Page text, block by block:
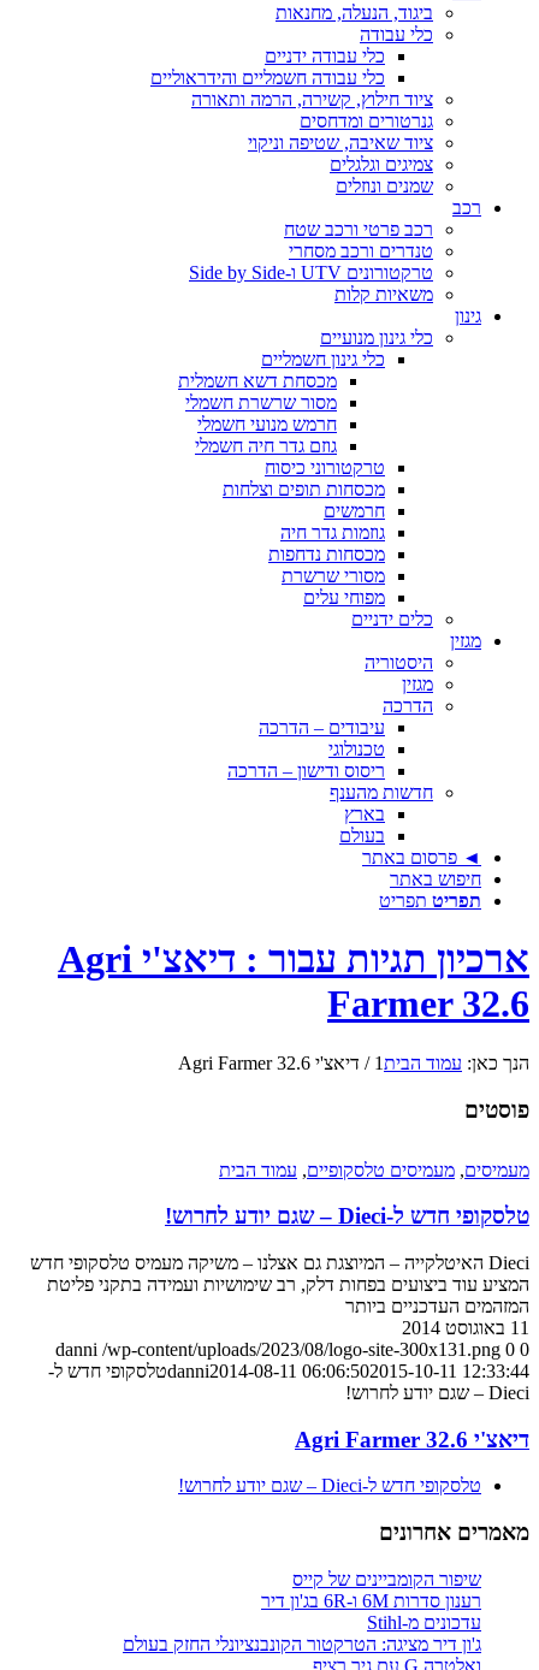
ביגוד, הנעלה, מחנאות
כלי עבודה
כלי עבודה ידניים
כלי עבודה חשמליים והידראוליים
ציוד חילוץ, קשירה, הרמה ותאורה
גנרטורים ומדחסים
ציוד שאיבה, שטיפה וניקוי
צמיגים וגלגלים
שמנים ונוזלים
רכב
רכב פרטי ורכב שטח
טנדרים ורכב מסחרי
טרקטורונים UTV ו-Side by Side
משאיות קלות
גינון
כלי גינון מנועיים
כלי גינון חשמליים
מכסחת דשא חשמלית
מסור שרשרת חשמלי
חרמש מנועי חשמלי
גוזם גדר חיה חשמלי
טרקטורוני כיסוח
מכסחות תופים וצלחות
חרמשים
גוזמות גדר חיה
מכסחות נדחפות
מסורי שרשרת
מפוחי עלים
כלים ידניים
מגזין
היסטוריה
מגזין
הדרכה
עיבודים – הדרכה
טכנולוגי
ריסוס ודישון – הדרכה
חדשות מהענף
בארץ
בעולם
◄ פרסום באתר
חיפוש באתר
תפריט תפריט
ארכיון תגיות עבור : דיאצ'י Agri
Farmer 32.6
הנך כאן: עמוד הבית1
/ דיאצ'י Agri Farmer 32.6
פוסטים
מעמיסים, מעמיסים טלסקופיים, עמוד הבית
טלסקופי חדש ל-Dieci – שגם יודע לחרוש!
Dieci האיטלקייה – המיוצגת גם אצלנו – משיקה מעמיס טלסקופי חדש
המציע עוד ביצועים בפחות דלק, רב שימושיות ועמידה בתקני פליטת
המזהמים העדכניים ביותר
11 באוגוסט 2014
0
0
danni /wp-content/uploads/2023/08/logo-site-300x131.png
danni2014-08-11 06:06:502015-10-11 12:33:44
טלסקופי חדש ל-
Dieci – שגם יודע לחרוש!
דיאצ'י Agri Farmer 32.6
טלסקופי חדש ל-Dieci – שגם יודע לחרוש!
מאמרים אחרונים
שיפור הקומביינים של קייס
רענון סדרות 6M ו-6R בג'ון דיר
עדכונים מ-Stihl
ג'ון דיר מציגה: הטרקטור הקונבנציונלי החזק בעולם
ואלטרה G עם גיר רציף